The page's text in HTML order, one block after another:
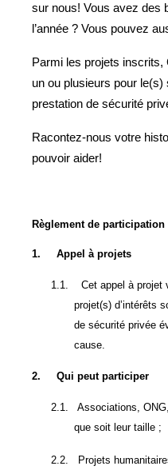
sur nous! Vous avez des
l’année ? Vous pouvez
Parmi les projets
un ou plusieurs pour le(s)
prestation de sécurité
Racontez-nous votre
pouvoir aider!
Règlement de participation
1. Appel à projets
1.1.
Cet appel à projet
projet(s) d’intérêts
de sécurité privée
cause.
2. Qui peut participer
2.1.
Associations,
que soit leur taille ;
2.2.
Projets